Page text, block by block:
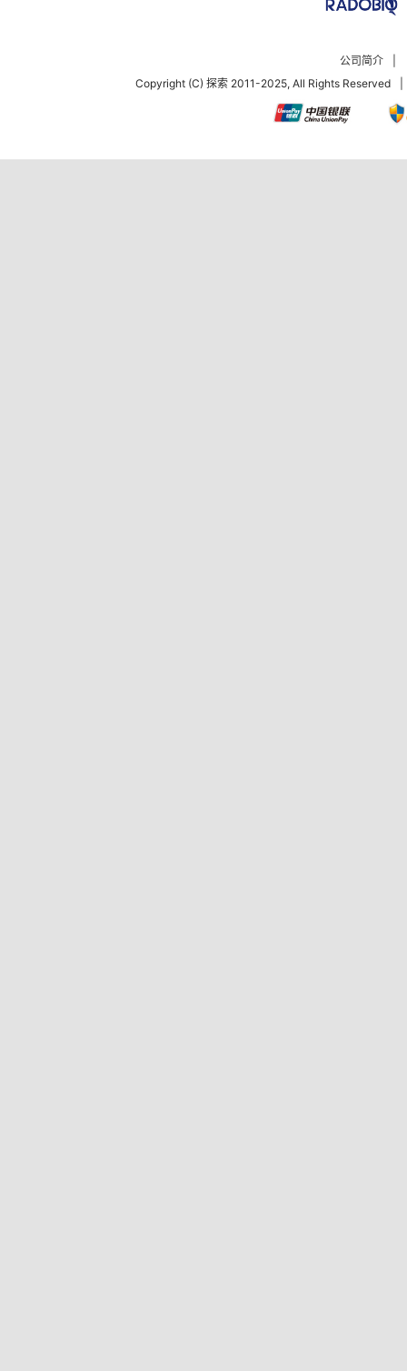
公司简介
Copyright (C) 探索 2011-2025, All Rights Reserved